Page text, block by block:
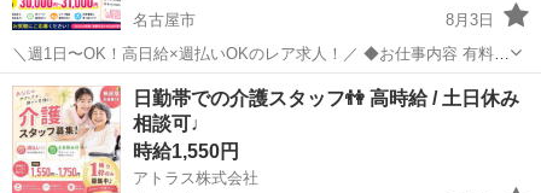
名古屋市
8月3日
＼週1日〜OK！高日給×週払いOKのレア求人！／ ◆お仕事内容 有料老
人ホームにて、夜間の見守りや介助をお願いします！ 身体介護は比較
的少なめなので、ブランクのある方や夜勤が初めての方も安心♪ ✅ 利
用者さま...
愛知 名古屋市 介護 スタッフ
日勤帯での介護スタッフ👫 高時給 / 土日休み
相談可♩
時給1,550円
アトラス株式会社